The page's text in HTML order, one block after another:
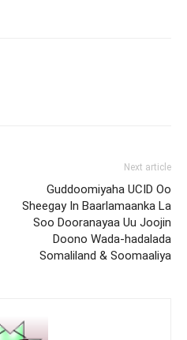
Next article
Guddoomiyaha UCID Oo
Sheegay In Baarlamaanka La
Soo Dooranayaa Uu Joojin
Doono Wada-hadalada
Somaliland & Soomaaliya